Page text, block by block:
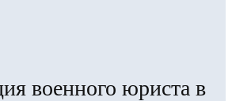
военного юриста в